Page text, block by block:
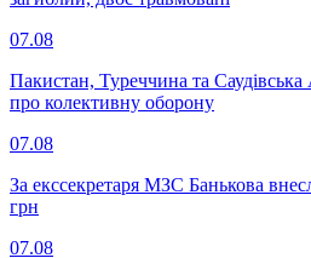
07.08
Пакистан, Туреччина та Саудівська
про колективну оборону
07.08
За екссекретаря МЗС Банькова
грн
07.08